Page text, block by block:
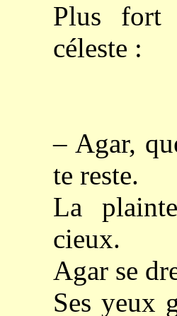
Plus fort
céleste :
– Agar,
te reste.
La
cieux.
Agar se
Ses yeux